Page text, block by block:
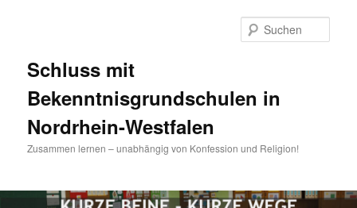
Schluss mit
Bekenntnisgrundschulen in
Nordrhein-Westfalen
Zusammen lernen – unabhängig von Konfession und Religion!